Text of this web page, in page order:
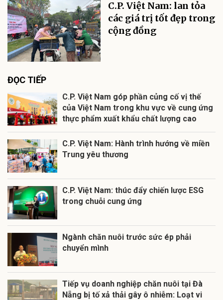
C.P. Việt Nam: lan tỏa
các giá trị tốt đẹp trong
cộng đồng
ĐỌC TIẾP
C.P. Việt Nam góp phần củng cố vị thế
của Việt Nam trong khu vực về cung ứng
thực phẩm xuất khẩu chất lượng cao
C.P. Việt Nam: Hành trình hướng về miền
Trung yêu thương
C.P. Việt Nam: thúc đẩy chiến lược ESG
trong chuỗi cung ứng
Ngành chăn nuôi trước sức ép phải
chuyển mình
Tiếp vụ doanh nghiệp chăn nuôi tại Đà
Nẵng bị tố xả thải gây ô nhiễm: Loạt vi